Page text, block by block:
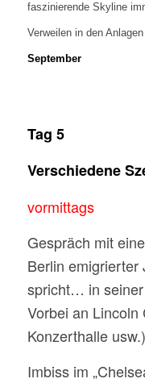
faszinierende Skyline
Verweilen in den
September
Tag 5
Verschiedene
vormittags
Gespräch mit
Berlin emigrierter
spricht… in seiner
Vorbei an Lincoln
Konzerthalle usw.)
Imbiss im